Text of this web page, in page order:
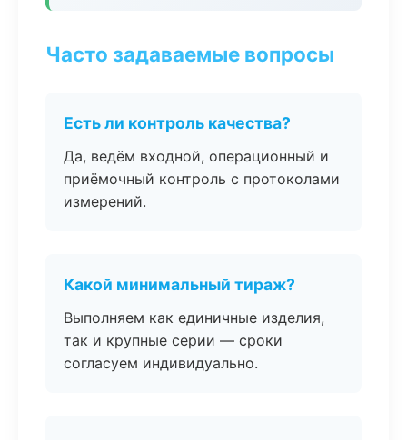
Часто задаваемые вопросы
Есть ли контроль качества?
Да, ведём входной, операционный и
приёмочный контроль с протоколами
измерений.
Какой минимальный тираж?
Выполняем как единичные изделия,
так и крупные серии — сроки
согласуем индивидуально.